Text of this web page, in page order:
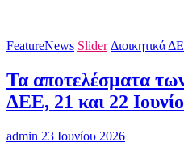
FeatureNews Slider Διοικητικά
Τα αποτελέσματα
ΔΕΕ, 21 και 22
admin 23 Ιουνίου 2026